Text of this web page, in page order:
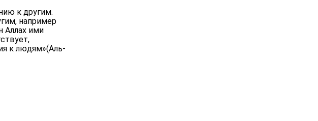
к другим.
например
Аллах ими
к людям»(Аль-